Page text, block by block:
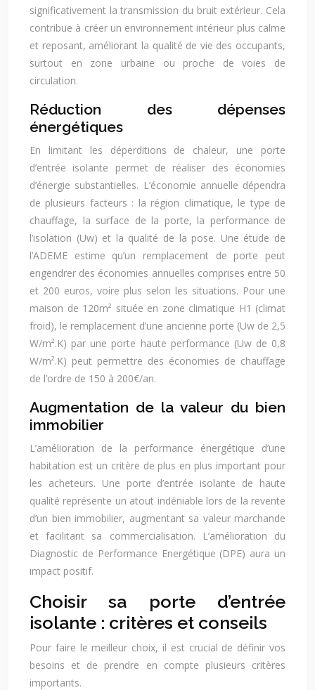
significativement la transmission du bruit extérieur. Cela
contribue à créer un environnement intérieur plus calme
et reposant, améliorant la qualité de vie des occupants,
surtout en zone urbaine ou proche de voies de
circulation.
Réduction des dépenses
énergétiques
En limitant les déperditions de chaleur, une porte
d’entrée isolante permet de réaliser des économies
d’énergie substantielles. L’économie annuelle dépendra
de plusieurs facteurs : la région climatique, le type de
chauffage, la surface de la porte, la performance de
l’isolation (Uw) et la qualité de la pose. Une étude de
l’ADEME estime qu’un remplacement de porte peut
engendrer des économies annuelles comprises entre 50
et 200 euros, voire plus selon les situations. Pour une
maison de 120m² située en zone climatique H1 (climat
froid), le remplacement d’une ancienne porte (Uw de 2,5
W/m².K) par une porte haute performance (Uw de 0,8
W/m².K) peut permettre des économies de chauffage
de l’ordre de 150 à 200€/an.
Augmentation de la valeur du bien
immobilier
L’amélioration de la performance énergétique d’une
habitation est un critère de plus en plus important pour
les acheteurs. Une porte d’entrée isolante de haute
qualité représente un atout indéniable lors de la revente
d’un bien immobilier, augmentant sa valeur marchande
et facilitant sa commercialisation. L’amélioration du
Diagnostic de Performance Energétique (DPE) aura un
impact positif.
Choisir sa porte d’entrée
isolante : critères et conseils
Pour faire le meilleur choix, il est crucial de définir vos
besoins et de prendre en compte plusieurs critères
importants.